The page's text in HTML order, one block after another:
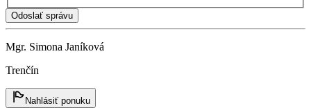
Odoslať správu
Mgr. Simona Janíková
Trenčín
Nahlásiť ponuku